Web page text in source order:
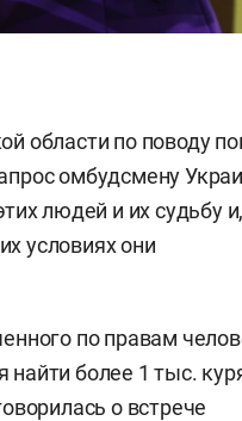
области по поводу
омбудсмену
людей и их судьбу и,
условиях они
по правам
более 1 тыс.
о встрече